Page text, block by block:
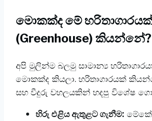
​මොකක්ද මේ
(Greenhouse) කියන්නේ?
​අපි මුලින්ම බලමු සාමාන්‍ය
මොකක්ද කියලා. හරිතාගාරයක්
සහ වීදුරු වහලයකින් හදපු විශේෂ
හිරු එළිය ඇතුළට ගැනීම: